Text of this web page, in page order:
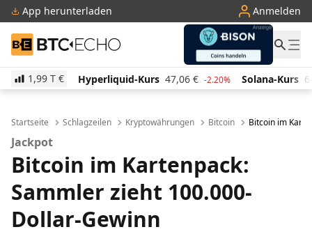
App herunterladen Anmelden
BTC-ECHO
1,99 T €
Kurs 47,06 € -2.20% Solana-Kurs 64,79 € 3.10%
Startseite Schlagzeilen Kryptowährungen Bitcoin Bitcoin im
Jackpot
Bitcoin im Kartenpack:
Sammler zieht 100.000-
Dollar-Gewinn